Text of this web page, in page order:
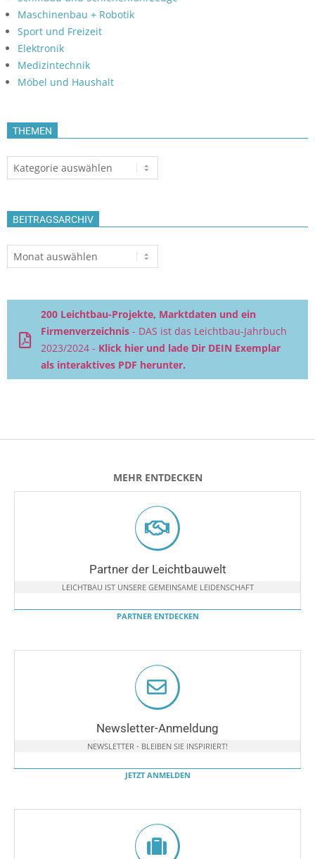
Maschinenbau + Robotik
Sport und Freizeit
Elektronik
Medizintechnik
Möbel und Haushalt
THEMEN
Themen
BEITRAGSARCHIV
Beitragsarchiv
200 Leichtbau-Projekte, Marktdaten und ein
Firmenverzeichnis - DAS ist das Leichtbau-Jahrbuch
2023/2024 - Klick hier und lade Dir DEIN Exemplar
als interaktives PDF herunter.
MEHR ENTDECKEN
Partner der Leichtbauwelt
LEICHTBAU IST UNSERE GEMEINSAME LEIDENSCHAFT
PARTNER ENTDECKEN
Newsletter-Anmeldung
NEWSLETTER - BLEIBEN SIE INSPIRIERT!
JETZT ANMELDEN